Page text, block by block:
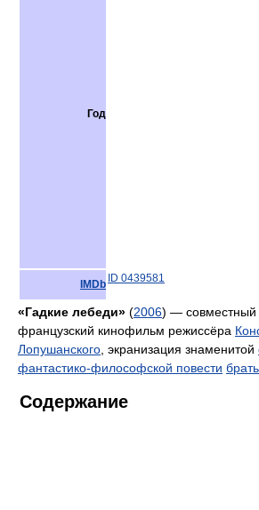
Год
IMDb ID 0439581
«Гадкие лебеди» (2006) — совместный
французский кинофильм режиссёра
Лопушанского , экранизация знаменитой
фантастико-философской повести
Содержание